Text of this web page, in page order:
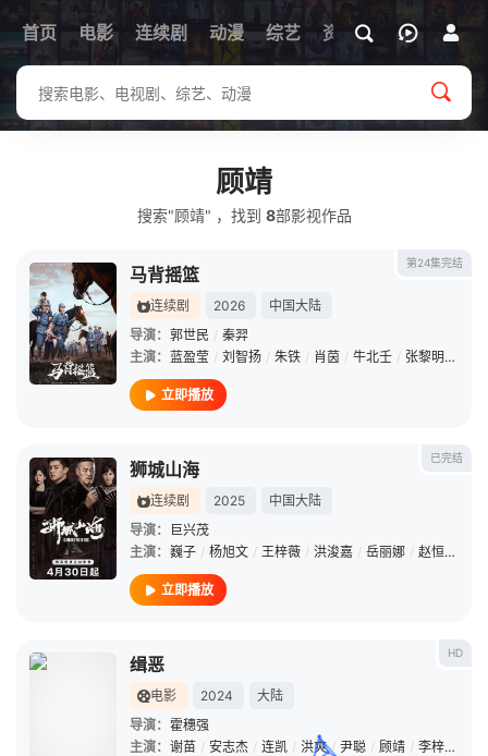
首页 电影 连续剧 动漫 综艺 资讯
顾靖
搜索"顾靖" ，找到 8部影视作品
第24集完结
马背摇篮
连续剧 2026
中国大陆
导演： 郭世民 / 秦羿
主演： 蓝盈莹 / 刘智扬 / 朱铁 / 肖茵 / 牛北壬 / 张黎明 /
立即播放
已完结
狮城山海
连续剧 2025
中国大陆
导演：
巨兴茂
主演： 巍子 / 杨旭文 / 王梓薇 / 洪浚嘉 / 岳丽娜 / 赵恒煊
立即播放
HD
缉恶
电影 2024
大陆
导演： 霍穗强
主演： 谢苗 / 安志杰 / 连凯 / 洪爽 / 尹聪 / 顾靖 / 李梓嘉